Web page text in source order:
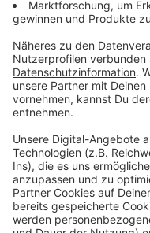
der UEFA
Leverkusen:
Leverkusener
Anzeige